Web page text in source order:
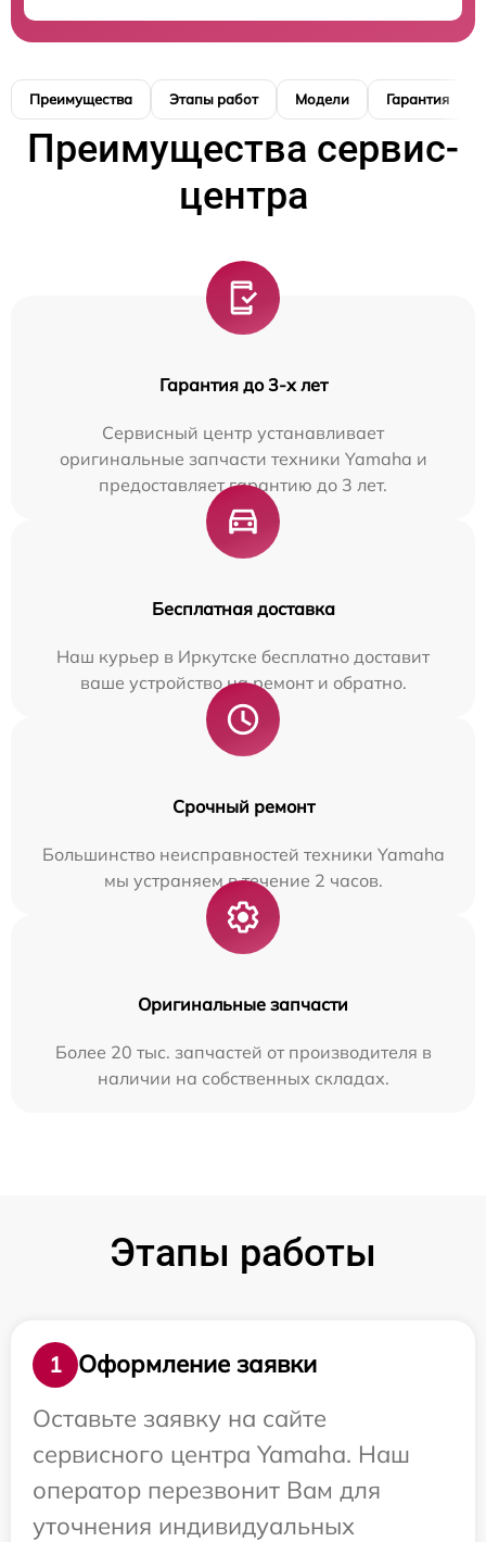
Преимущества Этапы работ Модели Гарантия
Преимущества сервис-
центра
Гарантия до 3-х лет
Сервисный центр устанавливает
оригинальные запчасти техники Yamaha и
предоставляет гарантию до 3 лет.
Бесплатная доставка
Наш курьер в Иркутске бесплатно доставит
ваше устройство на ремонт и обратно.
Срочный ремонт
Большинство неисправностей техники Yamaha
мы устраняем в течение 2 часов.
Оригинальные запчасти
Более 20 тыс. запчастей от производителя в
наличии на собственных складах.
Этапы работы
1
Оформление заявки
Оставьте заявку на сайте
сервисного центра Yamaha. Наш
оператор перезвонит Вам для
уточнения индивидуальных